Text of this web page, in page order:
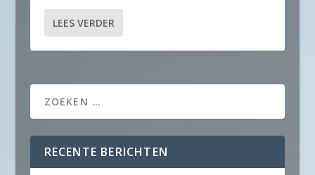
LEES VERDER
RECENTE BERICHTEN